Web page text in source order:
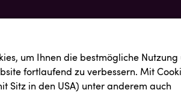
um Ihnen die best­mögliche Nutzung
fortlaufend zu verbessern. Mit
Sitz in den USA) unter anderem auch